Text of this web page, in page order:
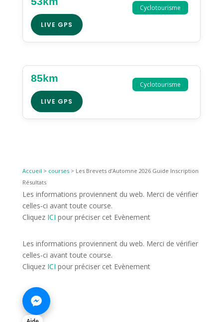
Cyclotourisme
LIVE GPS
Cyclotourisme
85km
LIVE GPS
Accueil > courses> Les Brevets d’Automne 2026 Guide Inscription
Résultats
Les informations proviennent du web. Merci de vérifier
celles-ci avant toute course.
Cliquez ICI pour préciser cet Evènement
Les informations proviennent du web. Merci de vérifier
celles-ci avant toute course.
Cliquez ICI pour préciser cet Evènement